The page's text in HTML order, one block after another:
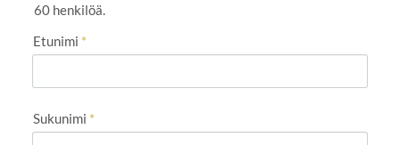
60 henkilöä.
Etunimi *
Sukunimi *